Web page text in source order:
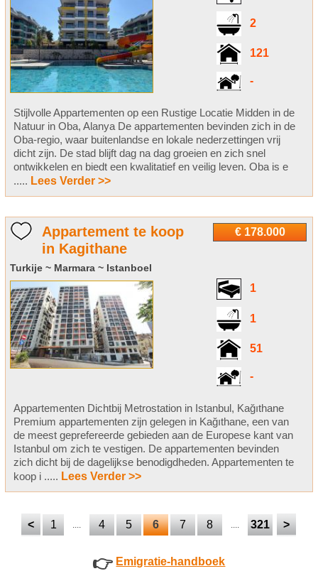
2
121
-
Stijlvolle Appartementen op een Rustige Locatie Midden in de
Natuur in Oba, Alanya De appartementen bevinden zich in de
Oba-regio, waar buitenlandse en lokale nederzettingen vrij
dicht zijn. De stad blijft dag na dag groeien en zich snel
ontwikkelen en biedt een kwalitatief en veilig leven. Oba is e
..... Lees Verder >>
€ 178.000
Appartement te koop
in Kagithane
Turkije ~ Marmara ~ Istanboel
1
1
51
-
Appartementen Dichtbij Metrostation in Istanbul, Kağıthane
Premium appartementen zijn gelegen in Kağıthane, een van
de meest geprefereerde gebieden aan de Europese kant van
Istanbul om zich te vestigen. De appartementen bevinden
zich dicht bij de dagelijkse benodigdheden. Appartementen te
koop i ..... Lees Verder >>
< 1 .... 4 5 6 7 8 .... 321 >
👉 Emigratie-handboek